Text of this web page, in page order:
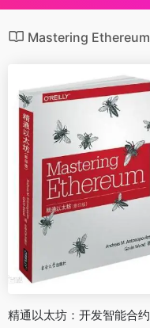
Mastering Ethereum